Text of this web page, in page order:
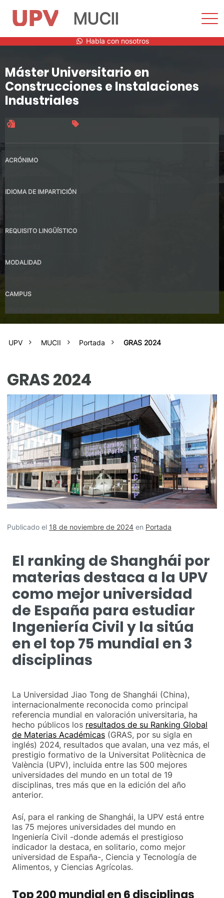
MUCII
Habla con nosotros
Máster Universitario en
Construcciones e Instalaciones
Industriales
ACRÓNIMO
IDIOMA DE IMPARTICIÓN
REQUISITO LINGÜÍSTICO
MODALIDAD
CAMPUS
UPV MUCII Portada GRAS 2024
GRAS 2024
Publicado el 18 de noviembre de 2024 en Portada
El ranking de Shanghái por
materias destaca a la UPV
como mejor universidad
de España para estudiar
Ingeniería Civil y la sitúa
en el top 75 mundial en 3
disciplinas
La Universidad Jiao Tong de Shanghái (China),
internacionalmente reconocida como principal
referencia mundial en valoración universitaria, ha
hecho públicos los resultados de su Ranking Global
de Materias Académicas (GRAS, por su sigla en
inglés) 2024, resultados que avalan, una vez más, el
prestigio formativo de la Universitat Politècnica de
València (UPV), incluida entre las 500 mejores
universidades del mundo en un total de 19
disciplinas, tres más que en la edición del año
anterior.
Así, para el ranking de Shanghái, la UPV está entre
las 75 mejores universidades del mundo en
Ingeniería Civil -donde además el prestigioso
indicador la destaca, en solitario, como mejor
universidad de España-, Ciencia y Tecnología de
Alimentos, y Ciencias Agrícolas.
Top 200 mundial en 6 disciplinas